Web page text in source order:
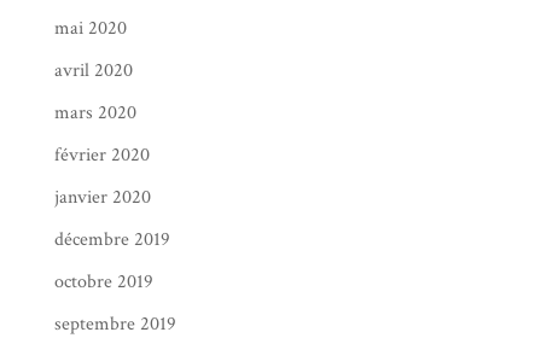
mai 2020
avril 2020
mars 2020
février 2020
janvier 2020
décembre 2019
octobre 2019
septembre 2019